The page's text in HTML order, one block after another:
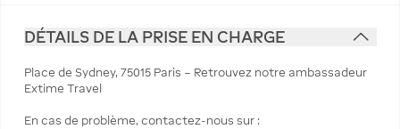
DÉTAILS DE LA PRISE EN CHARGE
Place de Sydney, 75015 Paris – Retrouvez notre ambassadeur
Extime Travel
En cas de problème, contactez-nous sur :